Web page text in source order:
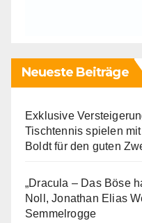
Neueste Beiträge
Exklusive
Tischtennis spielen
Boldt für den guten
„Dracula – Das Böse
Noll, Jonathan Elias
Semmelrogge